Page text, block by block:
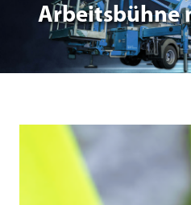
Arbeitsbühne